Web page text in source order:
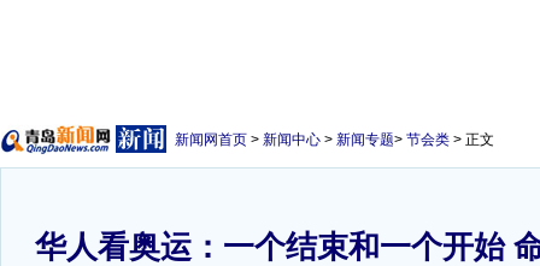
新闻网首页 > 新闻中心 > 新闻专题> 节会类 > 正文
华人看奥运：一个结束和一个开始